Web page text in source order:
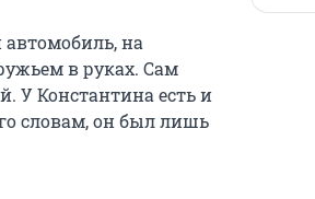
на
в руках. Сам
У Константина есть и
словам, он был лишь